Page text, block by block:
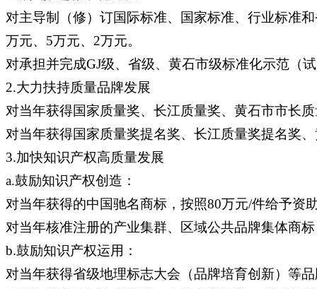
对主导制（修）订国际标准、国家标准、行业标准
万元、5万元、2万元。
对承担并完成GJ级、省级、黄石市级标准化示范（
2.大力扶持质量品牌发展
对当年获得国家质量奖、长江质量奖、黄石市市长
对当年获得国家质量奖提名奖、长江质量奖提名奖
3.加快知识产权高质量发展
a.鼓励知识产权创造：
对当年获得的中国驰名商标，按照80万元/件给予资
对当年核准注册的产业集群、区域公共品牌集体商
b.鼓励知识产权运用：
对当年获得省级地理标志大会（品牌培育创新）等